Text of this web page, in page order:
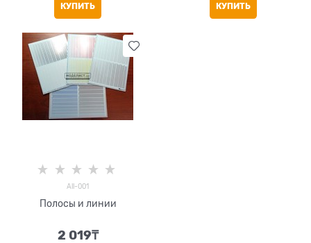
КУПИТЬ КУПИТЬ
All-001
Полосы и линии
2 019₸